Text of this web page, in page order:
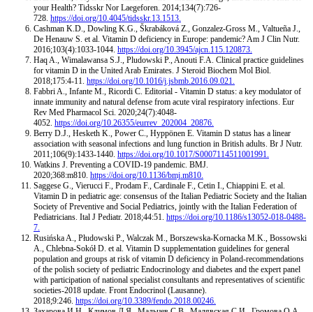
your Health? Tidsskr Nor Laegeforen. 2014;134(7):726-
728. https://doi.org/10.4045/tidsskr.13.1513.
Cashman K.D., Dowling K.G., Škrabáková Z., Gonzalez-Gross M., Valtueña J.,
De Henauw S. et al. Vitamin D deficiency in Europe: pandemic? Am J Clin Nutr.
2016;103(4):1033-1044. https://doi.org/10.3945/ajcn.115.120873.
Haq A., Wimalawansa S.J., Pludowski P., Anouti F.A. Clinical practice guidelines
for vitamin D in the United Arab Emirates. J Steroid Biochem Mol Biol.
2018;175:4-11. https://doi.org/10.1016/j.jsbmb.2016.09.021.
Fabbri A., Infante M., Ricordi C. Editorial - Vitamin D status: a key modulator of
innate immunity and natural defense from acute viral respiratory infections. Eur
Rev Med Pharmacol Sci. 2020;24(7):4048-
4052. https://doi.org/10.26355/eurrev_202004_20876.
Berry D.J., Hesketh K., Power C., Hyppönen E. Vitamin D status has a linear
association with seasonal infections and lung function in British adults. Br J Nutr.
2011;106(9):1433-1440. https://doi.org/10.1017/S0007114511001991.
Watkins J. Preventing a COVID-19 pandemic. BMJ.
2020;368:m810. https://doi.org/10.1136/bmj.m810.
Saggese G., Vierucci F., Prodam F., Cardinale F., Cetin I., Chiappini E. et al.
Vitamin D in pediatric age: consensus of the Italian Pediatric Society and the Italian
Society of Preventive and Social Pediatrics, jointly with the Italian Federation of
Pediatricians. Ital J Pediatr. 2018;44:51. https://doi.org/10.1186/s13052-018-0488-
7.
Rusińska A., Płudowski P., Walczak M., Borszewska-Kornacka M.K., Bossowski
A., Chlebna-Sokół D. et al. Vitamin D supplementation guidelines for general
population and groups at risk of vitamin D deficiency in Poland-recommendations
of the polish society of pediatric Endocrinology and diabetes and the expert panel
with participation of national specialist consultants and representatives of scientific
societies-2018 update. Front Endocrinol (Lausanne).
2018;9:246. https://doi.org/10.3389/fendo.2018.00246.